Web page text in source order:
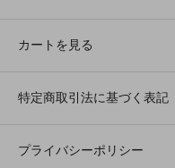
カートを見る
特定商取引法に基づく表記
プライバシーポリシー